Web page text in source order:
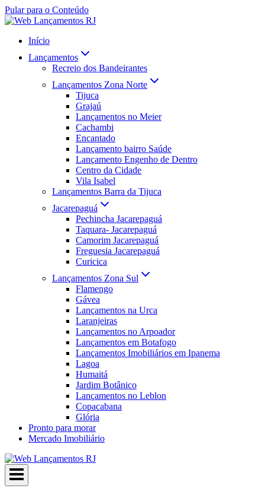
Pular para o Conteúdo
Início
Lançamentos
Recreio dos Bandeirantes
Lançamentos Zona Norte
Tijuca
Grajaú
Lançamentos no Meier
Cachambi
Encantado
Lançamento bairro Saúde
Lançamento Engenho de Dentro
Centro da Cidade
Vila Isabel
Lançamentos Barra da Tijuca
Jacarepaguá
Pechincha Jacarepaguá
Taquara- Jacarepaguá
Camorim Jacarepaguá
Freguesia Jacarepaguá
Curicica
Lançamentos Zona Sul
Flamengo
Gávea
Lançamentos na Urca
Laranjeiras
Lançamentos no Arpoador
Lançamentos em Botafogo
Lançamentos Imobiliários em Ipanema
Lagoa
Humaitá
Jardim Botânico
Lançamentos no Leblon
Copacabana
Glória
Pronto para morar
Mercado Imobiliário